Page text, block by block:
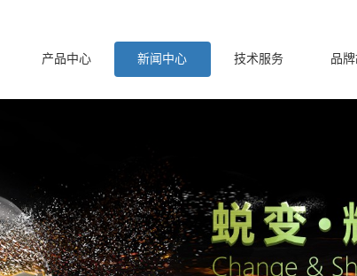
产品中心 新闻中心 技术服务 品